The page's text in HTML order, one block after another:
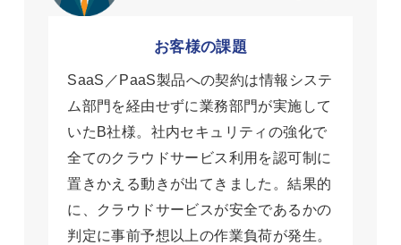
お客様の課題
SaaS／PaaS製品への契約は情報システ
ム部門を経由せずに業務部門が実施して
いたB社様。社内セキュリティの強化で
全てのクラウドサービス利用を認可制に
置きかえる動きが出てきました。結果的
に、クラウドサービスが安全であるかの
判定に事前予想以上の作業負荷が発生。